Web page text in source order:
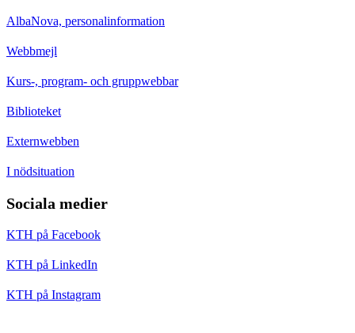
AlbaNova, personalinformation
Webbmejl
Kurs-, program- och gruppwebbar
Biblioteket
Externwebben
I nödsituation
Sociala medier
KTH på Facebook
KTH på LinkedIn
KTH på Instagram